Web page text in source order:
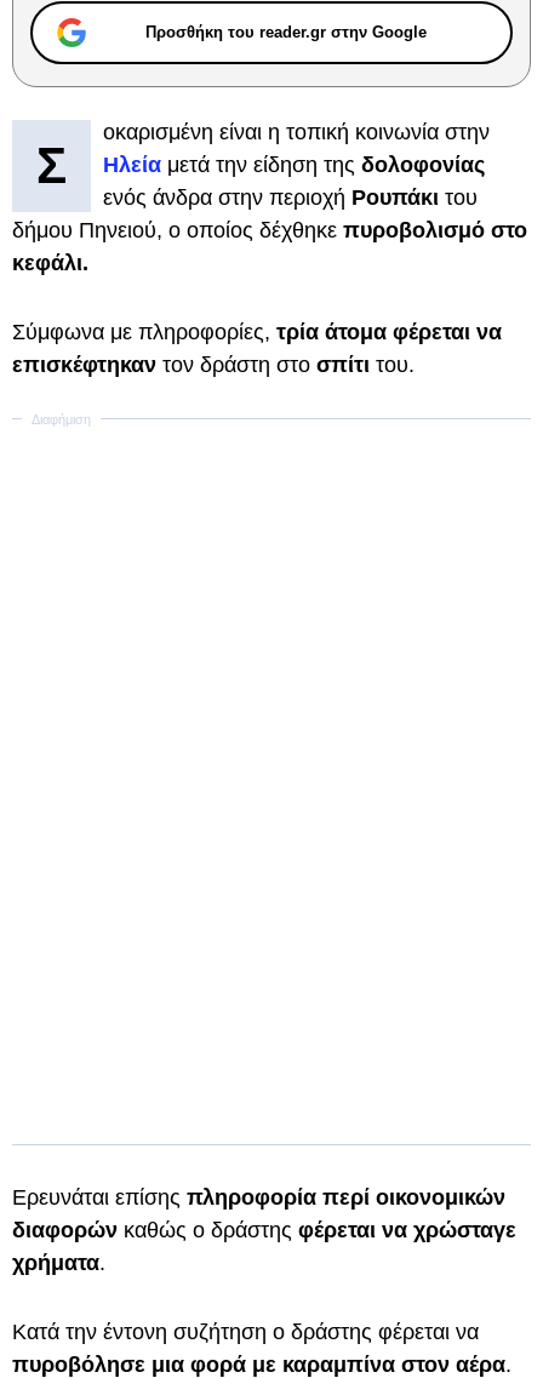
Προσθήκη του reader.gr στην Google
Σ
οκαρισμένη είναι η τοπική κοινωνία στην
Ηλεία μετά την είδηση της δολοφονίας
ενός άνδρα στην περιοχή Ρουπάκι του
δήμου Πηνειού, ο οποίος δέχθηκε πυροβολισμό στο
κεφάλι.
Σύμφωνα με πληροφορίες, τρία άτομα φέρεται να
επισκέφτηκαν τον δράστη στο σπίτι του.
Ερευνάται επίσης πληροφορία περί οικονομικών
διαφορών καθώς ο δράστης φέρεται να χρώσταγε
χρήματα.
Κατά την έντονη συζήτηση ο δράστης φέρεται να
πυροβόλησε μια φορά με καραμπίνα στον αέρα.